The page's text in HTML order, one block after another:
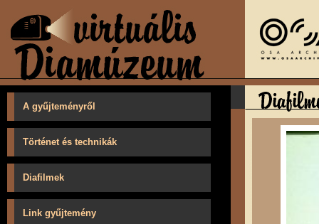
A gyűjteményről
Történet és technikák
Diafilmek
Link gyűjtemény